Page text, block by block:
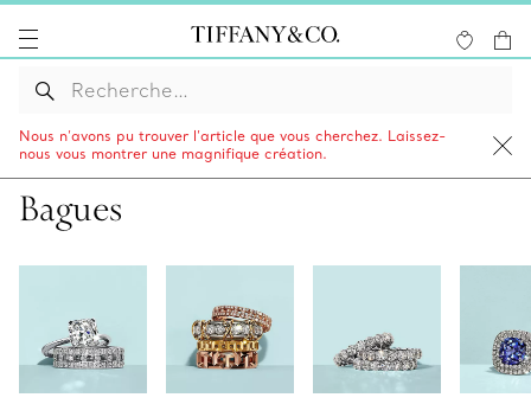
Nous n’avons pu trouver l’article que vous cherchez. Laissez-
nous vous montrer une magnifique création.
Bagues